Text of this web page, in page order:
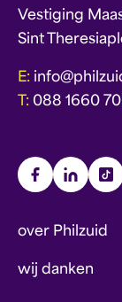
Vestiging
Sint
E:
T: 088 1660
over Philzuid
wij danken